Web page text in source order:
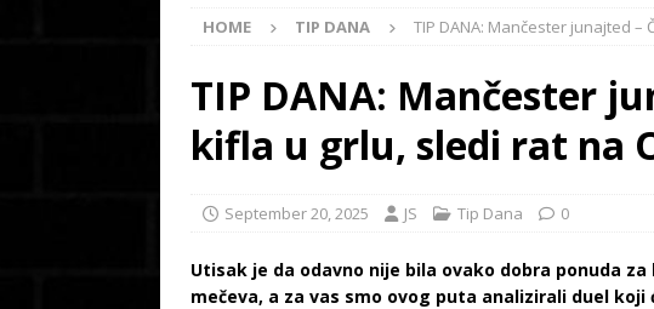
HOME TIP DANA TIP DANA: Mančester junajted
TIP DANA: Mančester
kifla u grlu, sledi rat na
September 20, 2025 JS Tip Dana 0
Utisak je da odavno nije bila ovako dobra ponuda
mečeva, a za vas smo ovog puta analizirali duel